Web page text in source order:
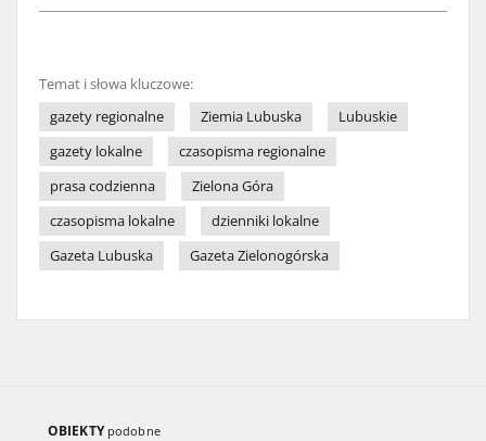
Temat i słowa kluczowe:
gazety regionalne
Ziemia Lubuska
Lubuskie
gazety lokalne
czasopisma regionalne
prasa codzienna
Zielona Góra
czasopisma lokalne
dzienniki lokalne
Gazeta Lubuska
Gazeta Zielonogórska
OBIEKTY podobne